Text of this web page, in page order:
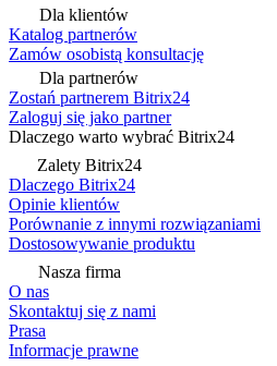
Dla klientów
Katalog partnerów
Zamów osobistą konsultację
Dla partnerów
Zostań partnerem Bitrix24
Zaloguj się jako partner
Dlaczego warto wybrać Bitrix24
Zalety Bitrix24
Dlaczego Bitrix24
Opinie klientów
Porównanie z innymi rozwiązaniami
Dostosowywanie produktu
Nasza firma
O nas
Skontaktuj się z nami
Prasa
Informacje prawne